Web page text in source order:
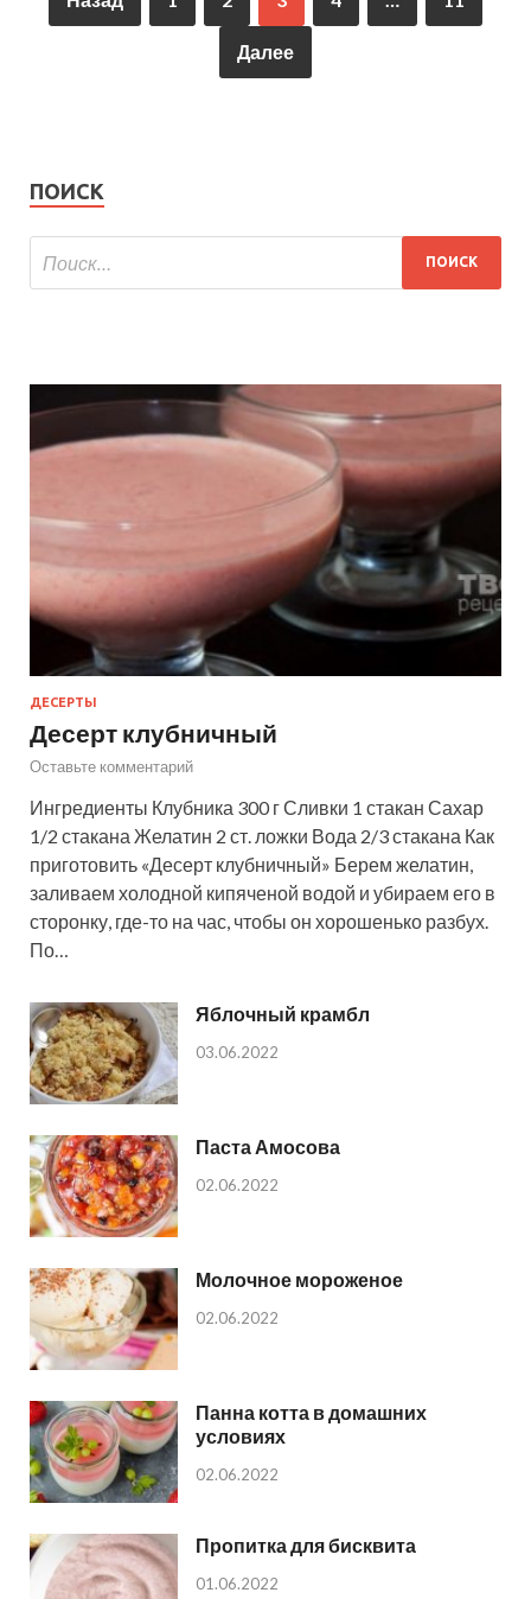
Далее
ПОИСК
ДЕСЕРТЫ
Десерт клубничный
Оставьте комментарий
Ингредиенты Клубника 300 г Сливки 1 стакан Сахар
1/2 стакана Желатин 2 ст. ложки Вода 2/3 стакана Как
приготовить «Десерт клубничный» Берем желатин,
заливаем холодной кипяченой водой и убираем его в
сторонку, где-то на час, чтобы он хорошенько разбух.
По…
Яблочный крамбл
03.06.2022
Паста Амосова
02.06.2022
Молочное мороженое
02.06.2022
Панна котта в домашних
условиях
02.06.2022
Пропитка для бисквита
01.06.2022